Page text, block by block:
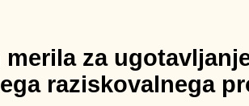
za
raziskovalnega